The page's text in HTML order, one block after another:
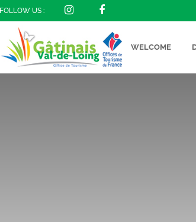
FOLLOW US :
WELCOME